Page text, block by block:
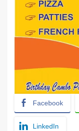
Facebook
LinkedIn